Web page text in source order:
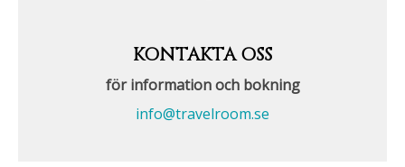
KONTAKTA OSS
för information och bokning
info@travelroom.se